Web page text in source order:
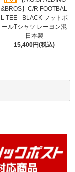
&BROS】C/R FOOTBAL
L TEE - BLACK フットボ
ールTシャツ レーヨン混
日本製
15,400円(税込)